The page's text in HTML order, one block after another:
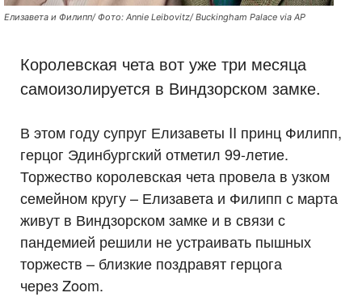
Елизавета и Филипп/ Фото: Annie Leibovitz/ Buckingham Palace via AP
Королевская чета вот уже три месяца
самоизолируется в Виндзорском замке.
В этом году супруг Елизаветы II принц Филипп,
герцог Эдинбургский отметил 99-летие.
Торжество королевская чета провела в узком
семейном кругу – Елизавета и Филипп с марта
живут в Виндзорском замке и в связи с
пандемией решили не устраивать пышных
торжеств – близкие поздравят герцога
через Zoom.